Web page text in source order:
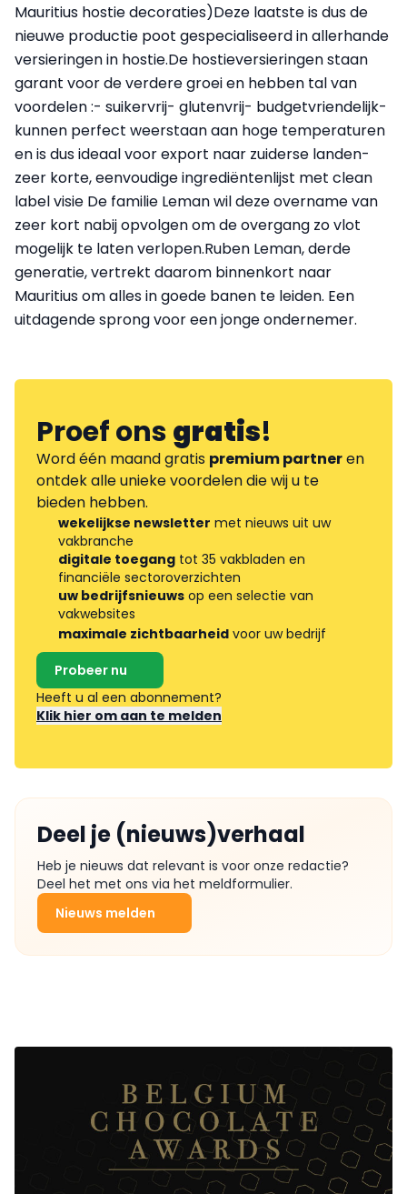
Mauritius hostie decoraties)Deze laatste is dus de
nieuwe productie poot gespecialiseerd in allerhande
versieringen in hostie.De hostieversieringen staan
garant voor de verdere groei en hebben tal van
voordelen :- suikervrij- glutenvrij- budgetvriendelijk-
kunnen perfect weerstaan aan hoge temperaturen
en is dus ideaal voor export naar zuiderse landen-
zeer korte, eenvoudige ingrediëntenlijst met clean
label visie De familie Leman wil deze overname van
zeer kort nabij opvolgen om de overgang zo vlot
mogelijk te laten verlopen.Ruben Leman, derde
generatie, vertrekt daarom binnenkort naar
Mauritius om alles in goede banen te leiden. Een
uitdagende sprong voor een jonge ondernemer.
Proef onsgratis!
Word één maand gratis premium partneren
ontdek alle unieke voordelen die wij u te
bieden hebben.
wekelijkse newsletter met nieuws uit uw
vakbranche
digitale toegang tot 35 vakbladen en
financiële sectoroverzichten
uw bedrijfsnieuws op een selectie van
vakwebsites
maximale zichtbaarheid voor uw bedrijf
Probeer nu
Heeft u al een abonnement?
Klik hier om aan te melden
Deel je (nieuws)verhaal
Heb je nieuws dat relevant is voor onze redactie?
Deel het met ons via het meldformulier.
Nieuws melden